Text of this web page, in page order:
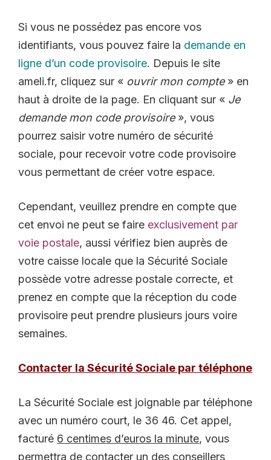
Si vous ne possédez pas encore vos
identifiants, vous pouvez faire la demande en
ligne d’un code provisoire. Depuis le site
ameli.fr, cliquez sur « ouvrir mon compte» en
haut à droite de la page. En cliquant sur « Je
demande mon code provisoire», vous
pourrez saisir votre numéro de sécurité
sociale, pour recevoir votre code provisoire
vous permettant de créer votre espace.
Cependant, veuillez prendre en compte que
cet envoi ne peut se faire exclusivement par
voie postale, aussi vérifiez bien auprès de
votre caisse locale que la Sécurité Sociale
possède votre adresse postale correcte, et
prenez en compte que la réception du code
provisoire peut prendre plusieurs jours voire
semaines.
Contacter la Sécurité Sociale par téléphone
La Sécurité Sociale est joignable par téléphone
avec un numéro court, le 36 46. Cet appel,
facturé 6 centimes d’euros la minute, vous
permettra de contacter un des conseillers